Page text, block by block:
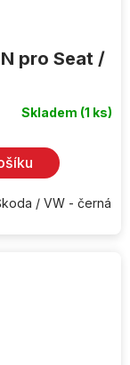
pro Seat /
Skladem (1 ks)
/ VW - černá